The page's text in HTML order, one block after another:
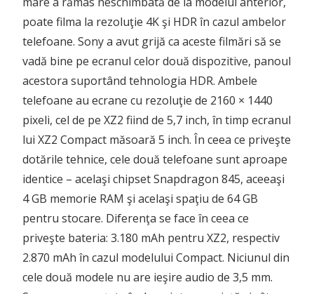
poate filma la rezoluţie 4K şi HDR în cazul ambelor
telefoane. Sony a avut grijă ca aceste filmări să se
vadă bine pe ecranul celor două dispozitive, panoul
acestora suportând tehnologia HDR. Ambele
telefoane au ecrane cu rezoluţie de 2160 × 1440
pixeli, cel de pe XZ2 fiind de 5,7 inch, în timp ecranul
lui XZ2 Compact măsoară 5 inch. În ceea ce priveşte
dotările tehnice, cele două telefoane sunt aproape
identice – acelaşi chipset Snapdragon 845, aceeaşi
4 GB memorie RAM şi acelaşi spaţiu de 64 GB
pentru stocare. Diferenţa se face în ceea ce
priveşte bateria: 3.180 mAh pentru XZ2, respectiv
2.870 mAh în cazul modelului Compact. Niciunul din
cele două modele nu are ieşire audio de 3,5 mm.